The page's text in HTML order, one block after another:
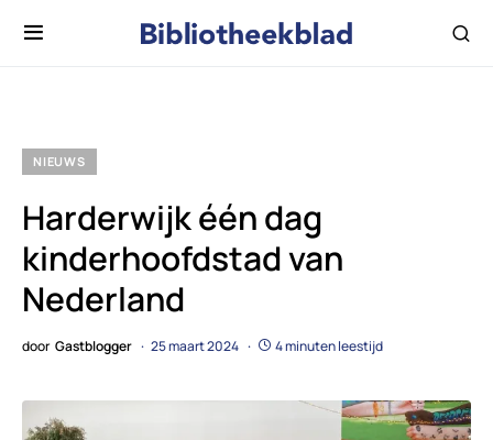
NIEUWS
Harderwijk één dag
kinderhoofdstad van
Nederland
door Gastblogger 25 maart 2024 4 minuten leestijd